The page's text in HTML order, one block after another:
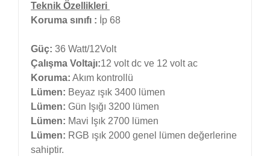
Teknik Özellikleri
Koruma sınıfı : İp 68
Güç: 36 Watt/12Volt
Çalışma Voltajı:12 volt dc ve 12 volt ac
Koruma: Akım kontrollü
Lümen: Beyaz ışık 3400 lümen
Lümen: Gün Işığı 3200 lümen
Lümen: Mavi Işık 2700 lümen
Lümen: RGB ışık 2000 genel lümen değerlerine
sahiptir.